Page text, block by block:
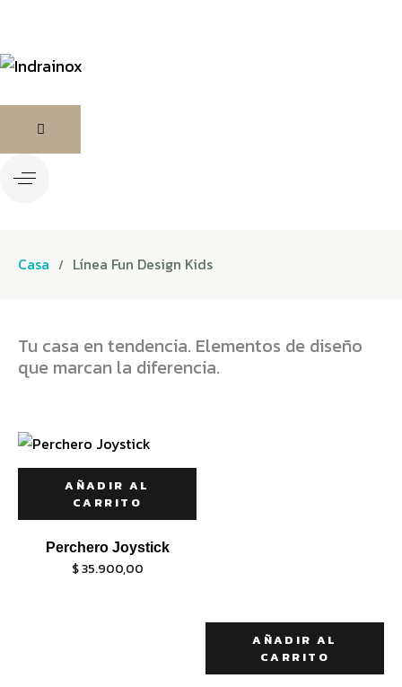
Casa Línea Fun Design Kids
Tu casa en tendencia. Elementos de diseño
que marcan la diferencia.
AÑADIR AL
CARRITO
Perchero Joystick
$35.900,00
AÑADIR AL
CARRITO